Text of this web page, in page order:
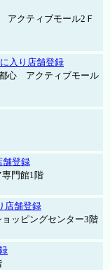
クティブモール2Ｆ
入り店舗登録
心 アクティブモール
舗登録
門館1階
店舗登録
ッピングセンター3階